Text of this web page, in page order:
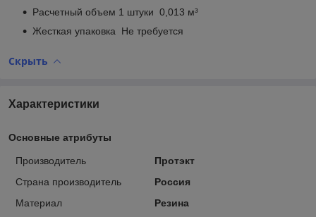
Расчетный объем 1 штуки 0,013 м³
Жесткая упаковка Не требуется
Скрыть
Характеристики
Основные атрибуты
Производитель
Протэкт
Страна производитель
Россия
Материал
Резина